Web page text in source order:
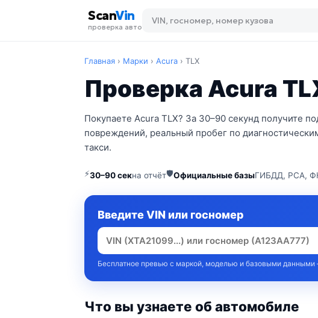
ScanVin
проверка авто
Главная › Марки › Acura › TLX
Проверка Acura
Покупаете Acura TLX? За 30–90 секунд получите
повреждений, реальный пробег по
такси.
⚡30–90 секна отчёт🛡Официальные базыГИБДД, РСА,
Введите VIN или госномер
Бесплатное превью с маркой, моделью и базовыми данными
Что вы узнаете об автомобиле